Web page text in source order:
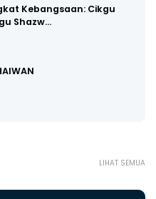
Kebangsaan: Cikgu
Shazw…
LIHAT SEMUA